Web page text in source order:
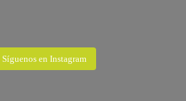
Síguenos en Instagram